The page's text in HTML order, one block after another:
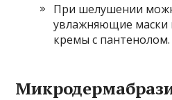
При шелушении
увлажняющие маски
кремы с пантенолом.